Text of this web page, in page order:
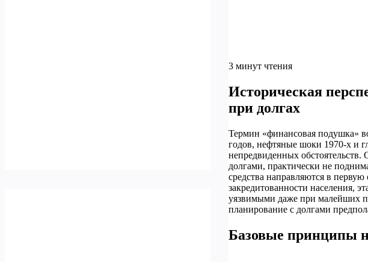
3 минут чтения
Историческая
при долгах
Термин «финансовая подушка»
годов, нефтяные шоки 1970-х и
непредвиденных
долгами, практически не
средства направляются в
закредитованности населения,
уязвимыми даже при малейших
планирование с долгами
Базовые принципы